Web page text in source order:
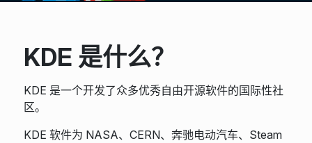
KDE 是什么？
KDE 是一个开发了众多优秀自由开源软件的国际性社
区。
KDE 软件为 NASA、CERN、奔驰电动汽车、Steam